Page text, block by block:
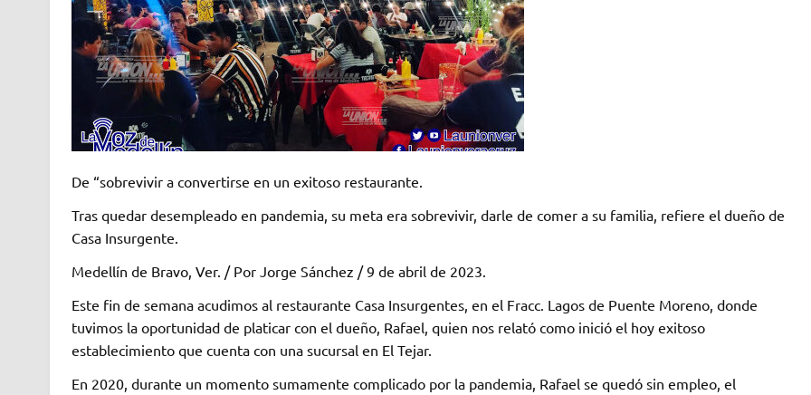
De “sobrevivir a convertirse en un exitoso restaurante.
Tras quedar desempleado en pandemia, su meta era sobrevivir, darle de comer a su familia, refiere el dueño de
Casa Insurgente.
Medellín de Bravo, Ver. / Por Jorge Sánchez / 9 de abril de 2023.
Este fin de semana acudimos al restaurante Casa Insurgentes, en el Fracc. Lagos de Puente Moreno, donde
tuvimos la oportunidad de platicar con el dueño, Rafael, quien nos relató como inició el hoy exitoso
establecimiento que cuenta con una sucursal en El Tejar.
En 2020, durante un momento sumamente complicado por la pandemia, Rafael se quedó sin empleo, el